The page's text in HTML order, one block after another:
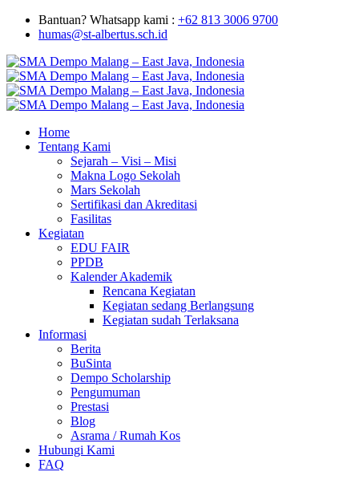
Bantuan? Whatsapp kami : +62 813 3006 9700
humas@st-albertus.sch.id
Home
Tentang Kami
Sejarah – Visi – Misi
Makna Logo Sekolah
Mars Sekolah
Sertifikasi dan Akreditasi
Fasilitas
Kegiatan
EDU FAIR
PPDB
Kalender Akademik
Rencana Kegiatan
Kegiatan sedang Berlangsung
Kegiatan sudah Terlaksana
Informasi
Berita
BuSinta
Dempo Scholarship
Pengumuman
Prestasi
Blog
Asrama / Rumah Kos
Hubungi Kami
FAQ